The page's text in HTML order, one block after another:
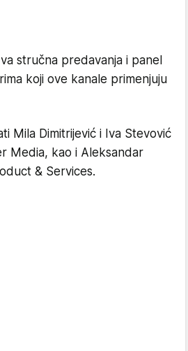
stručna predavanja i panel
koji ove kanale primenjuju
Mila Dimitrijević i Iva Stevović
Media, kao i Aleksandar
& Services.